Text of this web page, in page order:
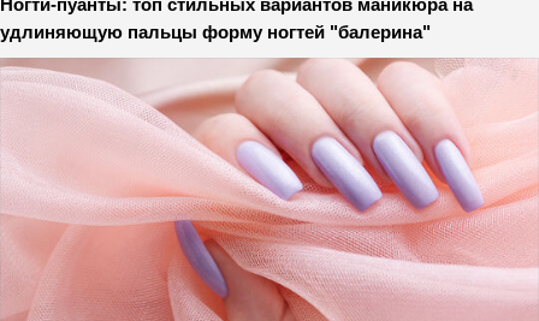
Ногти-пуанты: топ стильных вариантов маникюра на
удлиняющую пальцы форму ногтей "балерина"